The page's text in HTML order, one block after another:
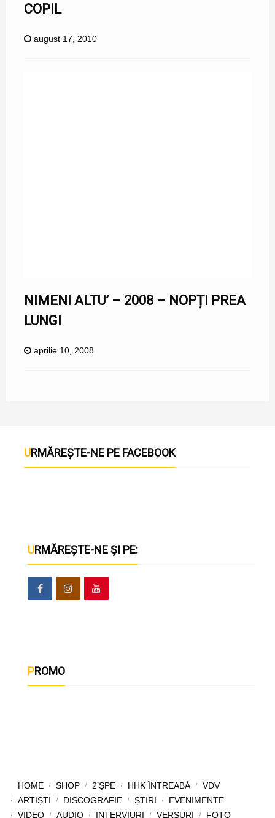
COPIL
august 17, 2010
NIMENI ALTU’ – 2008 – NOPȚI PREA
LUNGI
aprilie 10, 2008
URMĂREȘTE-NE PE FACEBOOK
URMĂREȘTE-NE ȘI PE:
PROMO
HOME SHOP 2’ȘPE HHK ÎNTREABĂ
VDV
ARTIȘTI
DISCOGRAFIE ȘTIRI
EVENIMENTE
VIDEO
AUDIO INTERVIURI VERSURI FOTO